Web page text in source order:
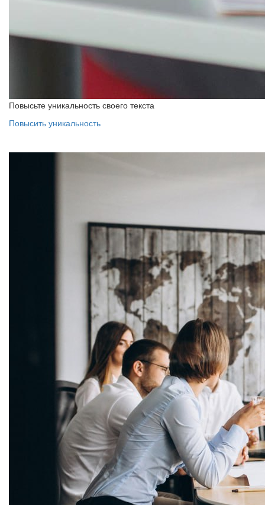
Повысьте уникальность своего текста
Повысить уникальность